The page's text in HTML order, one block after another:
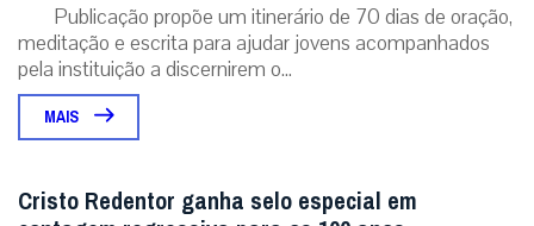
Publicação propõe um itinerário de 70 dias de oração,
meditação e escrita para ajudar jovens acompanhados
pela instituição a discernirem o...
MAIS
Cristo Redentor ganha selo especial em